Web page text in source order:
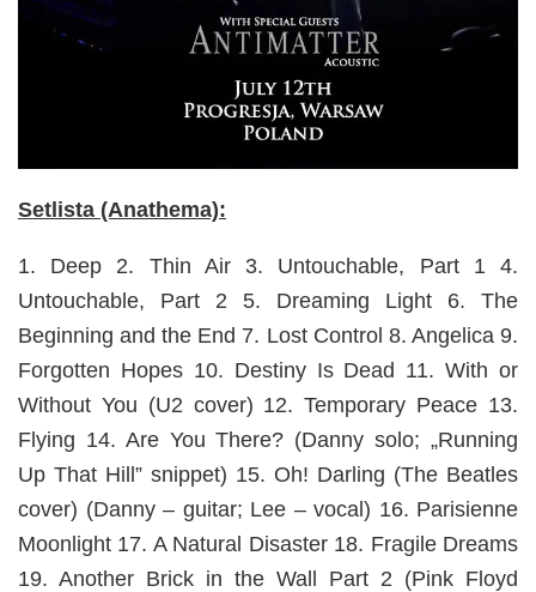
Setlista (Anathema):
1. Deep 2. Thin Air 3. Untouchable, Part 1 4.
Untouchable, Part 2 5. Dreaming Light 6. The
Beginning and the End 7. Lost Control 8. Angelica 9.
Forgotten Hopes 10. Destiny Is Dead 11. With or
Without You (U2 cover) 12. Temporary Peace 13.
Flying 14. Are You There? (Danny solo; „Running
Up That Hill” snippet) 15. Oh! Darling (The Beatles
cover) (Danny – guitar; Lee – vocal) 16. Parisienne
Moonlight 17. A Natural Disaster 18. Fragile Dreams
19. Another Brick in the Wall Part 2 (Pink Floyd